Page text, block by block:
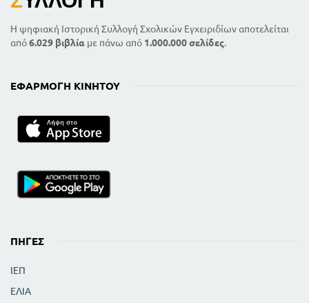
Η ψηφιακή Ιστορική Συλλογή Σχολικών Εγχειριδίων αποτελείται
από6.029 βιβλία με πάνω από 1.000.000 σελίδες.
ΕΦΑΡΜΟΓΉ ΚΙΝΗΤΟΎ
ΠΗΓΈΣ
ΙΕΠ
ΕΛΙΑ